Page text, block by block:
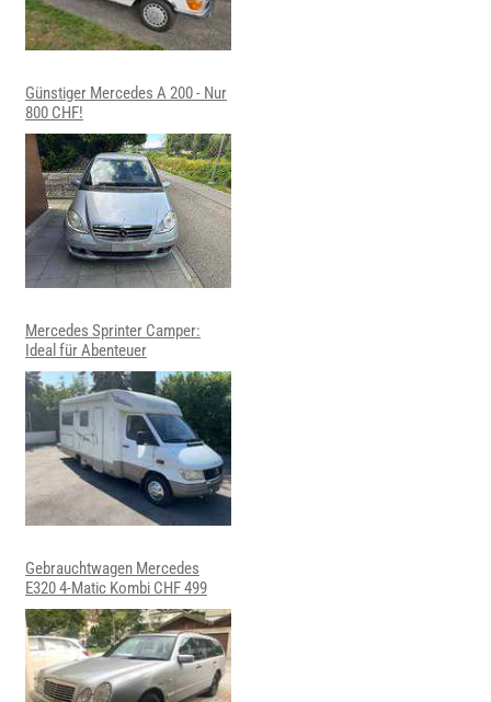
Günstiger Mercedes A 200 - Nur
800 CHF!
Mercedes Sprinter Camper:
Ideal für Abenteuer
Gebrauchtwagen Mercedes
E320 4-Matic Kombi CHF 499